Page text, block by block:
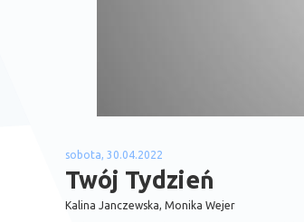
sobota, 30.04.2022
Twój Tydzień
Kalina Janczewska, Monika Wejer